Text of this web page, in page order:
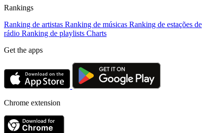
Rankings
Ranking de artistas Ranking de músicas Ranking de estações de
rádio Ranking de playlists Charts
Get the apps
Chrome extension